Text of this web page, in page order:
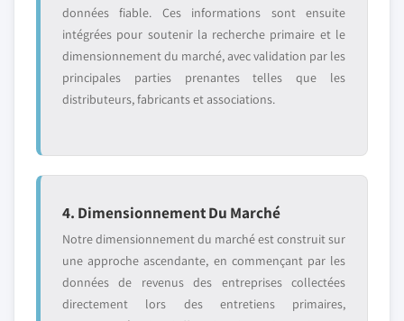
données fiable. Ces informations sont ensuite
intégrées pour soutenir la recherche primaire et le
dimensionnement du marché, avec validation par les
principales parties prenantes telles que les
distributeurs, fabricants et associations.
4. Dimensionnement Du Marché
Notre dimensionnement du marché est construit sur
une approche ascendante, en commençant par les
données de revenus des entreprises collectées
directement lors des entretiens primaires,